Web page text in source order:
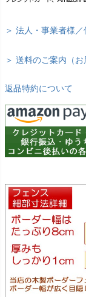
＞ 法人・事業者様
＞ 送料のご案内（お
返品特約について